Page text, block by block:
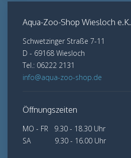
Aqua-Zoo-Shop Wiesloch e.K.
Schwetzinger Straße 7-11
D - 69168 Wiesloch
Tel.: 06222 2131
info@aqua-zoo-shop.de
Öffnungszeiten
MO - FR 9.30 - 18.30 Uhr
SA 9.30 - 16.00 Uhr